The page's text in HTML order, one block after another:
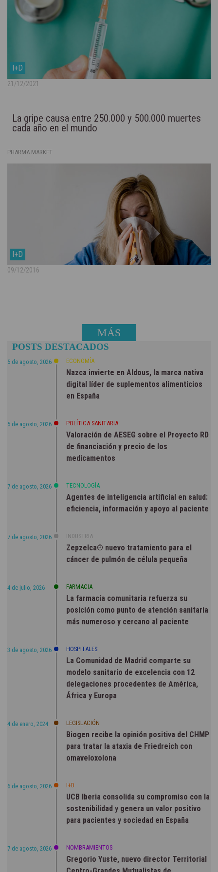
I+D
21/12/2021
La gripe causa entre 250.000 y 500.000 muertes
cada año en el mundo
PHARMA MARKET
I+D
09/12/2016
MÁS
NOTICIAS
POSTS DESTACADOS
5 de agosto, 2026 ECONOMÍA
Nazca invierte en Aldous, la marca nativa
digital líder de suplementos alimenticios
en España
5 de agosto, 2026 POLÍTICA SANITARIA
Valoración de AESEG sobre el Proyecto RD
de financiación y precio de los
medicamentos
7 de agosto, 2026 TECNOLOGÍA
Agentes de inteligencia artificial en salud:
eficiencia, información y apoyo al paciente
7 de agosto, 2026 INDUSTRIA
Zepzelca® nuevo tratamiento para el
cáncer de pulmón de célula pequeña
4 de julio, 2026 FARMACIA
La farmacia comunitaria refuerza su
posición como punto de atención sanitaria
más numeroso y cercano al paciente
3 de agosto, 2026 HOSPITALES
La Comunidad de Madrid comparte su
modelo sanitario de excelencia con 12
delegaciones procedentes de América,
África y Europa
4 de enero, 2024 LEGISLACIÓN
Biogen recibe la opinión positiva del CHMP
para tratar la ataxia de Friedreich con
omaveloxolona
6 de agosto, 2026 I+D
UCB Iberia consolida su compromiso con la
sostenibilidad y genera un valor positivo
para pacientes y sociedad en España
7 de agosto, 2026 NOMBRAMIENTOS
Gregorio Yuste, nuevo director Territorial